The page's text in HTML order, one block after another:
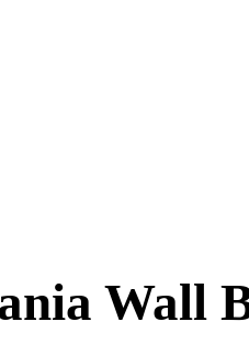
Wall